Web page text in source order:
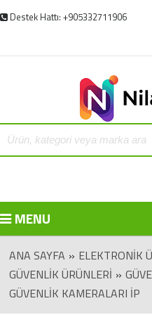
Destek Hattı: +905332711906
MENU
ANA SAYFA » ELEKTRONIK
GÜVENLIK ÜRÜNLERI »
GÜVENLIK KAMERALARI İP